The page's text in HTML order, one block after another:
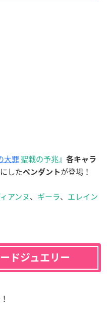
大罪聖戦の予兆』 各キャラ
したペンダン ト が登場！
アンヌ、 ギーラ、 エレイン
ドジュエリー